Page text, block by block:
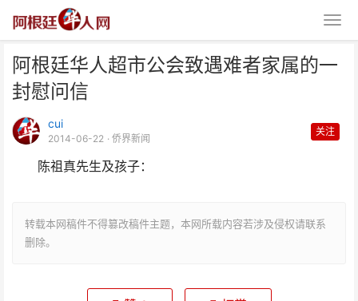
阿根廷华人超市公会致遇难者家属的一
封慰问信
cui
2014-06-22 · 侨界新闻
关注
陈祖真先生及孩子：
转载本网稿件不得篡改稿件主题，本网所载内容若涉及侵权请联系
删除。